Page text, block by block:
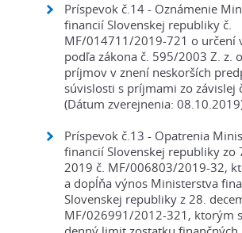
Príspevok č.14 - Oznámenie
financií Slovenskej republiky č.
MF/014711/2019-721 o určení
podľa zákona č. 595/2003 Z. z.
príjmov v znení neskorších
súvislosti s príjmami zo závislej
(Dátum zverejnenia:
Príspevok č.13 - Opatrenia
financií Slovenskej republiky zo
2019 č. MF/006803/2019-32,
a dopĺňa výnos Ministerstva
Slovenskej republiky z 28.
MF/026991/2012-321, ktorým